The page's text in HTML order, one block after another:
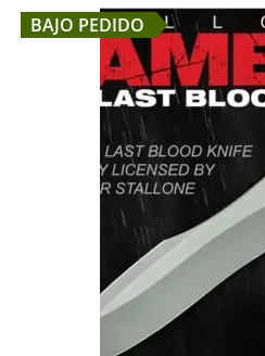
BAJO PEDIDO